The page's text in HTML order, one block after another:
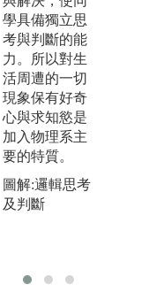
釋的能力，能
從實驗結果中
探究與理解物
理現象的本
質。
圖解:光電物理
教學實驗
版權:輔大物理
系
學具備獨立思
考與判斷的能
力。所以對生
活周遭的一切
現象保有好奇
心與求知慾是
加入物理系主
要的特質。
圖解:邏輯思考
及判斷